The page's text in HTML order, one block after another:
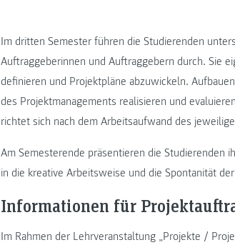
Im dritten Semester führen die Studierenden
Auftraggeberinnen und Auftraggebern durch. Sie
definieren und Projektpläne abzuwickeln.
des Projektmanagements realisieren und
richtet sich nach dem Arbeitsaufwand des
Am Semesterende präsentieren die Studierenden
in die kreative Arbeitsweise und die Spontanität
Informationen für
Im Rahmen der Lehrveranstaltung „Projekte /